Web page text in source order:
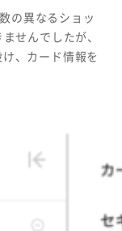
の異なるショッ
せんでしたが、
、カード情報を